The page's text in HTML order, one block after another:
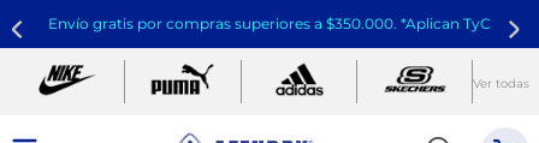
Envío gratis por compras superiores a $350.000. *Aplican TyC
Ver todas